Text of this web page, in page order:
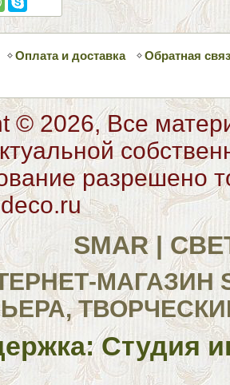
Оплата и доставка
Обратная
© 2026, Все
разрешено
SMAR |
МАГАЗИН
Студия